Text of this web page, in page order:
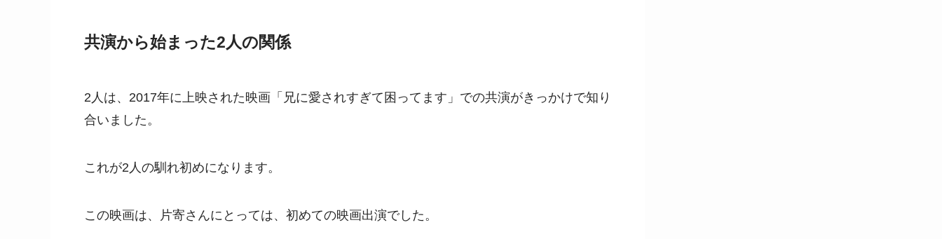
共演から始まった2人の関係
2人は、2017年に上映された映画「兄に愛されすぎて困ってます」での共演がきっかけで知り
合いました。
これが2人の馴れ初めになります。
この映画は、片寄さんにとっては、初めての映画出演でした。